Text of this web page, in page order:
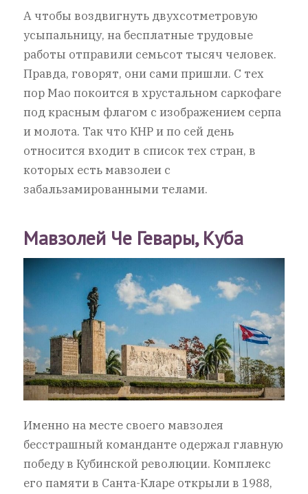
А чтобы воздвигнуть двухсотметровую
усыпальницу, на бесплатные трудовые
работы отправили семьсот тысяч человек.
Правда, говорят, они сами пришли. С тех
пор Мао покоится в хрустальном саркофаге
под красным флагом с изображением серпа
и молота. Так что КНР и по сей день
относится входит в список тех стран, в
которых есть мавзолеи с
забальзамированными телами.
Мавзолей Че Гевары, Куба
Именно на месте своего мавзолея
бесстрашный команданте одержал главную
победу в Кубинской революции. Комплекс
его памяти в Санта-Кларе открыли в 1988,